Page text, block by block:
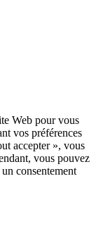
Web pour vous
vos préférences
accepter », vous
vous pouvez
consentement